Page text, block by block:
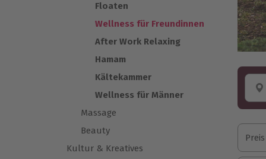
Floaten
Wellness für Freundinnen
After Work Relaxing
Hamam
Kältekammer
Wellness für Männer
Massage
Beauty
Kultur & Kreatives
Preis